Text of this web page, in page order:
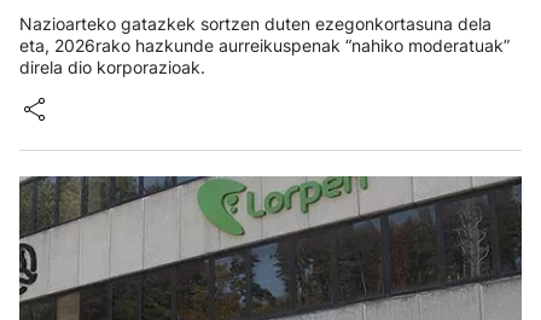
Nazioarteko gatazkek sortzen duten ezegonkortasuna dela
eta, 2026rako hazkunde aurreikuspenak “nahiko moderatuak”
direla dio korporazioak.